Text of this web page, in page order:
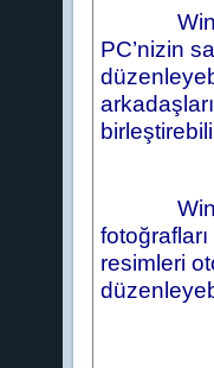
PC’nizin
Windows
resimleri